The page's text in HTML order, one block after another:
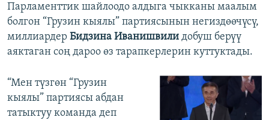
Парламенттик шайлоодо алдыга чыкканы маалым
болгон “Грузин кыялы” партиясынын негиздөөчүсү,
миллиардер Бидзина Иванишвили добуш берүү
аяктаган соң дароо өз тарапкерлерин куттуктады.
“Мен түзгөн “Грузин
кыялы” партиясы абдан
татыктуу команда деп